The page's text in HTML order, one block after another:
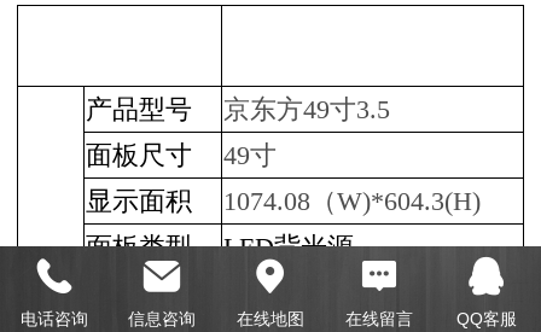
产品型号
京东方49寸3.5
面板尺寸
49寸
显示面积
1074.08（W)*604.3(H)
面板类型
LED背光源
金属
电话咨询 信息咨询 在线地图 在线留言 QQ客服